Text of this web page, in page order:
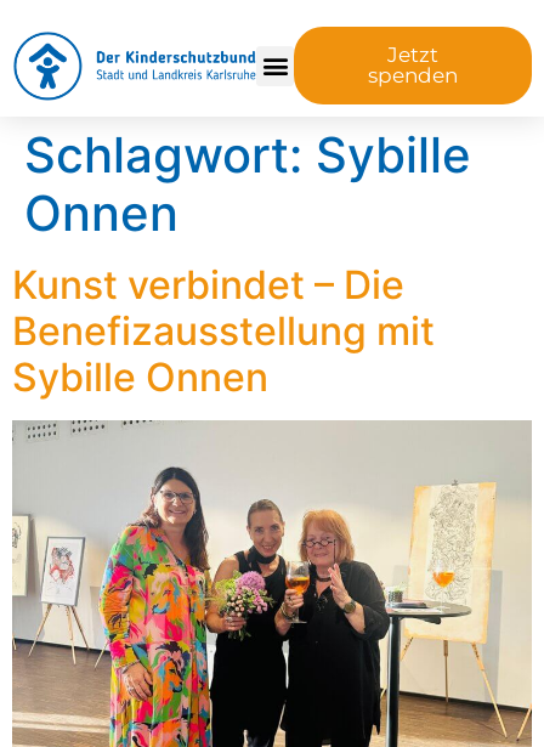
Jetzt
spenden
Schlagwort: Sybille
Onnen
Kunst verbindet – Die
Benefizausstellung mit
Sybille Onnen